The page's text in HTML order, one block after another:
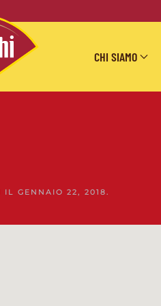
CHI SIAMO
IL GENNAIO 22, 2018.